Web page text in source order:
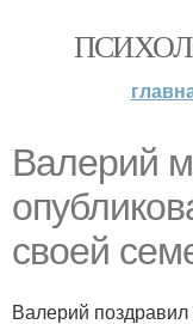
Валерий
своей
Валерий